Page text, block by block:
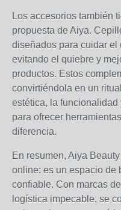
Los accesorios también
propuesta de Aiya.
diseñados para cuidar el
evitando el quiebre y
productos. Estos
convirtiéndola en un
estética, la
para ofrecer
diferencia.
En resumen, Aiya
online: es un espacio de
confiable. Con marcas
logística impecable, se